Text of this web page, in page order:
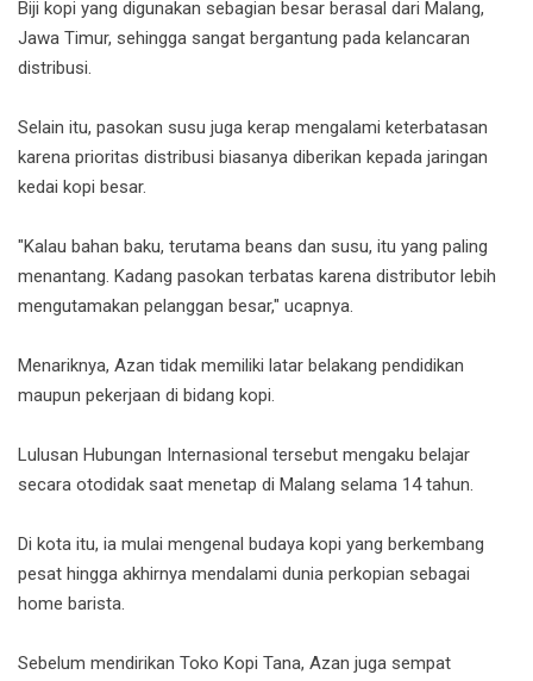
Biji kopi yang digunakan sebagian besar berasal dari Malang,
Jawa Timur, sehingga sangat bergantung pada kelancaran
distribusi.
Selain itu, pasokan susu juga kerap mengalami keterbatasan
karena prioritas distribusi biasanya diberikan kepada jaringan
kedai kopi besar.
"Kalau bahan baku, terutama beans dan susu, itu yang paling
menantang. Kadang pasokan terbatas karena distributor lebih
mengutamakan pelanggan besar," ucapnya.
Menariknya, Azan tidak memiliki latar belakang pendidikan
maupun pekerjaan di bidang kopi.
Lulusan Hubungan Internasional tersebut mengaku belajar
secara otodidak saat menetap di Malang selama 14 tahun.
Di kota itu, ia mulai mengenal budaya kopi yang berkembang
pesat hingga akhirnya mendalami dunia perkopian sebagai
home barista.
Sebelum mendirikan Toko Kopi Tana, Azan juga sempat